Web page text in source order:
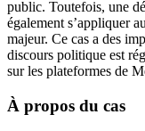
public. Toutefois, une
également s’appliquer
majeur. Ce cas a des
discours politique est
sur les plateformes de
À propos du cas